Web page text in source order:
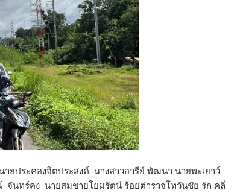
ยประคองจิตประสงค์ นางสาวอารีย์ พัฒนา นายพะเยาว์
นทร์คง นายสมชายโยมรัตน์ ร้อยตำรวจโทวันชัย รัก คลี่